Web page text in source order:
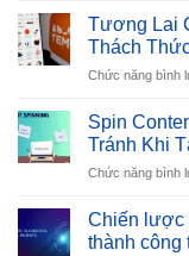
Tương Lai
Thách
Chức năng bình
Spin
Tránh Khi
Chức năng bình
Chiến lược
thành công